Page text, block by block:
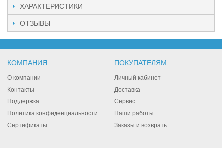
ХАРАКТЕРИСТИКИ
ОТЗЫВЫ
КОМПАНИЯ
О компании
Контакты
Поддержка
Политика конфиденциальности
Сертификаты
ПОКУПАТЕЛЯМ
Личный кабинет
Доставка
Сервис
Наши работы
Заказы и возвраты